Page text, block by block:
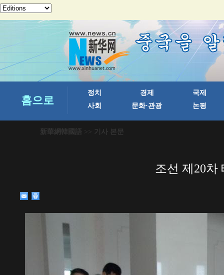
新華網韓國語 >> 기사 본문
조선 제20차